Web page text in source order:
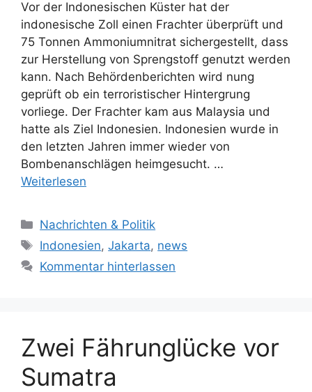
Vor der Indonesischen Küster hat der
indonesische Zoll einen Frachter überprüft und
75 Tonnen Ammoniumnitrat sichergestellt, dass
zur Herstellung von Sprengstoff genutzt werden
kann. Nach Behördenberichten wird nung
geprüft ob ein terroristischer Hintergrung
vorliege. Der Frachter kam aus Malaysia und
hatte als Ziel Indonesien. Indonesien wurde in
den letzten Jahren immer wieder von
Bombenanschlägen heimgesucht. …
Weiterlesen
Kategorien
Nachrichten & Politik
Schlagwörter
Indonesien,Jakarta, news
Kommentar hinterlassen
Zwei Fährunglücke vor
Sumatra